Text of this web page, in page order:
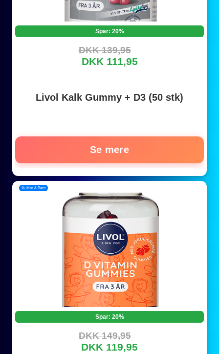
Spar: 20%
DKK 139,95
DKK 111,95
Livol Kalk Gummy + D3 (50 stk)
Se mere
📂 Mor & Barn
Spar: 20%
DKK 149,95
DKK 119,95